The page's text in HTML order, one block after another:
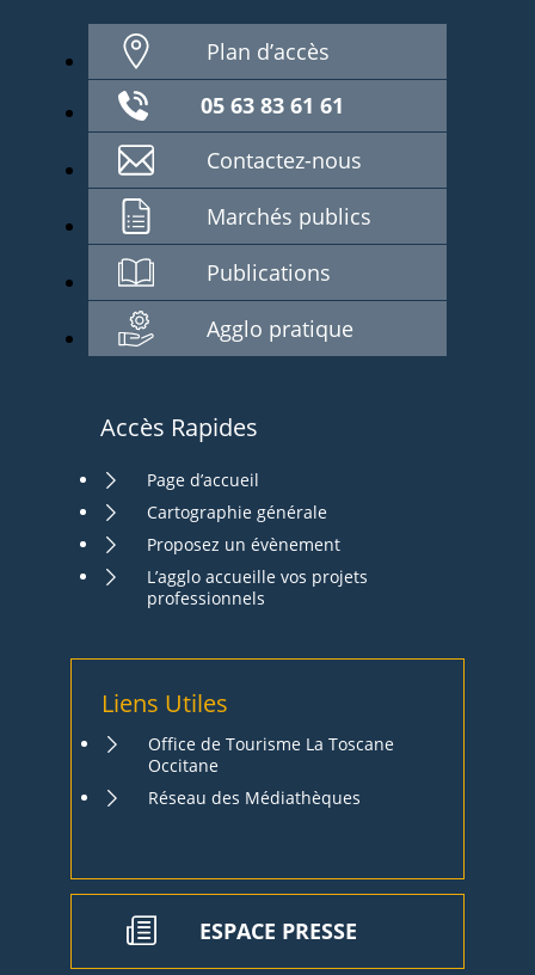
Plan d’accès
05 63 83 61 61
Contactez-nous
Marchés publics
Publications
Agglo pratique
Accès Rapides
Page d’accueil
Cartographie générale
Proposez un évènement
L’agglo accueille vos projets
professionnels
Liens Utiles
Office de Tourisme La Toscane
Occitane
Réseau des Médiathèques
ESPACE PRESSE